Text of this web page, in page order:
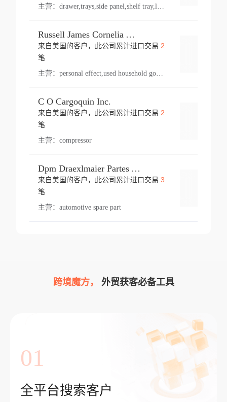
主营：
Russell James Cornelia Arlington Va
来自美国的客户，此公司累计进口交易 2
笔
主营： personal effect,used household goods
C O Cargoquin Inc.
来自美国的客户，此公司累计进口交易 2
笔
主营： compressor
Dpm Draexlmaier Partes Automotrices Corr Ind Huejotzingo
来自美国的客户，此公司累计进口交易 3
笔
主营： automotive spare part
跨境魔方， 外贸获客必备工具
01
全平台搜索客户